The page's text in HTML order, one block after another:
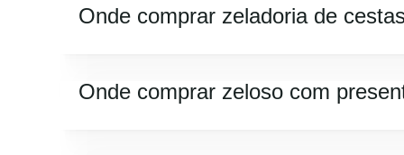
Onde comprar zeladoria de
Onde comprar zeloso com